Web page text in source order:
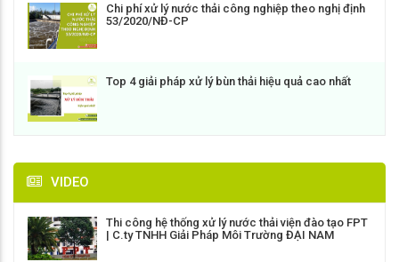
Chi phí xử lý nước thải công nghiệp theo nghị định
53/2020/NĐ-CP
Top 4 giải pháp xử lý bùn thải hiệu quả cao nhất
VIDEO
Thi công hệ thống xử lý nước thải viện đào tạo FPT
| C.ty TNHH Giải Pháp Môi Trường ĐẠI NAM